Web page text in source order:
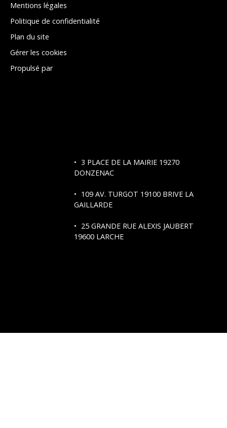
Mentions légales
Politique de confidentialité
Plan du site
Gérer les cookies
Propulsé par
3 PLACE DE LA MAIRIE 19270
DONZENAC
109 AV. TURGOT 19100 BRIVE LA
GAILLARDE
25 GRANDE RUE ALEXIS JAUBERT
19600 LARCHE